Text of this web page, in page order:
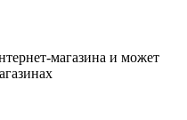
магазина и может